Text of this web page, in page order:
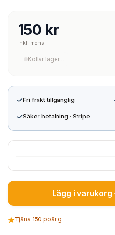
150 kr
Inkl. moms
Kollar lager…
✓Fri frakt tillgänglig
✓Säker betalning · Stripe
Lägg i
Tjäna 150 poäng